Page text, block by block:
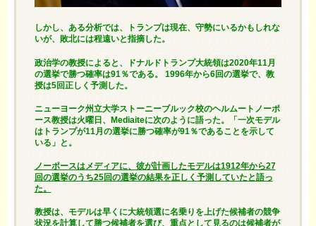
しかし、ある分析では、トランプは現在、守勢にいるかもしれな
いが、敗北には程遠いと指摘した。
政治学の教授によると、ドナルドトランプ大統領は2020年11月
の選挙で勝つ確率は91％である。 1996年から6回の選挙で、教
授は5回正しく予測した。
ニューヨーク州立大学ストーニーブルック校のヘルムートノーポ
ース教授は火曜日、Mediaiteに次のように語った。「一次モデル
はトランプが11月の選挙に勝つ確率が91％であることを示して
いる」と。
ノーポースはメディアに、彼が計画したモデルは1912年から27
回の選挙のうち25回の選挙の結果を正しく予測していたと語っ
た。
教授は、モデルは早くに大統領選に名乗りを上げた候補者の競争
状況を計算して勝つ候補者を選び、重点として見るのは候補者が